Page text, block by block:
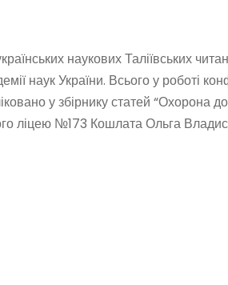
наукових Таліївських
наук України. Всього у роботі
у збірнику статей “Охорона
ліцею №173 Кошлата Ольга